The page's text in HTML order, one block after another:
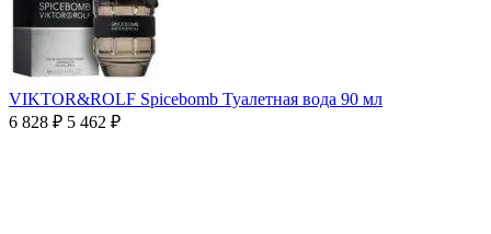
VIKTOR&ROLF Spicebomb Туалетная вода 90 мл
6 828 ₽ 5 462 ₽